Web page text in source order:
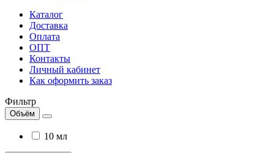
Каталог
Доставка
Оплата
ОПТ
Контакты
Личный кабинет
Как оформить заказ
Фильтр
Объём
10 мл